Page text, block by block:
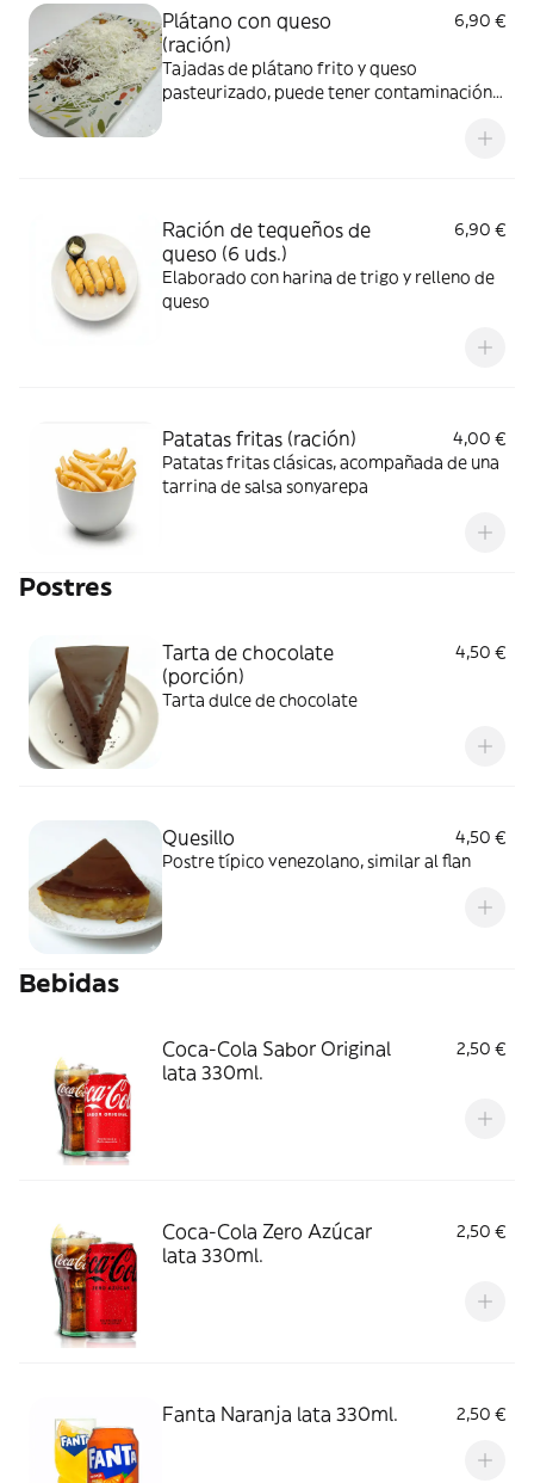
Plátano con queso
(ración)
6,90 €
Tajadas de plátano frito y queso
pasteurizado, puede tener contaminación
Ración de tequeños de
queso (6 uds.)
6,90 €
Elaborado con harina de trigo y relleno de
queso
Patatas fritas (ración)
4,00 €
Patatas fritas clásicas, acompañada de una
tarrina de salsa sonyarepa
Postres
Tarta de chocolate
(porción)
4,50 €
Tarta dulce de chocolate
Quesillo
4,50 €
Postre típico venezolano, similar al flan
Bebidas
Coca-Cola Sabor Original
lata 330ml.
2,50 €
Coca-Cola Zero Azúcar
lata 330ml.
2,50 €
Fanta Naranja lata 330ml. 2,50 €